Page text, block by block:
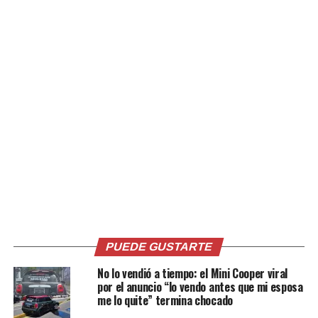
Capta con un «selfie» el
momento en el que su novia
le estaba siendo infiel y su
FOTOS- VIDEO: Novio
cancela boda al descubrir la
infidelidad de su prometida
PUEDE GUSTARTE
No lo vendió a tiempo: el Mini Cooper viral
por el anuncio “lo vendo antes que mi esposa
me lo quite” termina chocado